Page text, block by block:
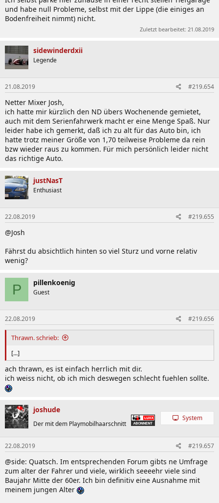
und habe null Probleme, selbst mit der Lippe (die einiges an
Bodenfreiheit nimmt) nicht.
Zuletzt bearbeitet: 21.08.2019
sidewinderdxii
Legende
21.08.2019 #219.654
Netter Mixer Josh,
ich hatte mir kürzlich den ND übers Wochenende gemietet,
auch mit dem Serienfahrwerk macht er eine Menge Spaß. Nur
leider habe ich gemerkt, daß ich zu alt für das Auto bin, ich
hatte trotz meiner Größe von 1,70 teilweise Probleme da rein
bzw wieder raus zu kommen. Für mich persönlich leider nicht
das richtige Auto.
justNasT
Enthusiast
22.08.2019 #219.655
@Josh
Fährst du absichtlich hinten so viel Sturz und vorne relativ
wenig?
P pillenkoenig
Guest
22.08.2019 #219.656
Thrawn. schrieb:
[...]
ach thrawn, es ist einfach herrlich mit dir.
ich weiss nicht, ob ich mich deswegen schlecht fuehlen sollte.
joshude
Der mit dem Playmobilhaarschnitt
System
22.08.2019 #219.657
@side: Quatsch. Im entsprechenden Forum gibts ne Umfrage
zum alter der Fahrer und viele, wirklich seeeehr viele sind
Baujahr Mitte der 60er. Ich bin definitiv eine Ausnahme mit
meinem jungen Alter